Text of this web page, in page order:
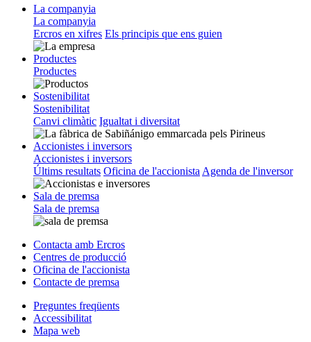
La companyia
La companyia
Ercros en xifres Els principis que ens guien
Productes
Productes
Sostenibilitat
Sostenibilitat
Canvi climàtic Igualtat i diversitat
Accionistes i inversors
Accionistes i inversors
Últims resultats Oficina de l'accionista Agenda de l'inversor
Sala de premsa
Sala de premsa
Contacta amb Ercros
Centres de producció
Oficina de l'accionista
Contacte de premsa
Preguntes freqüents
Accessibilitat
Mapa web